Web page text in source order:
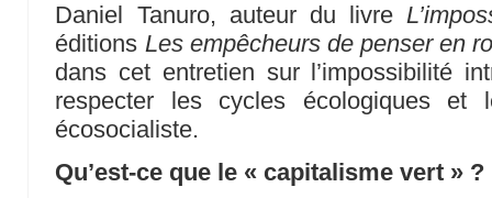
Daniel Tanuro, auteur du livre
éditions Les empêcheurs de penser en
dans cet entretien sur l’impossibilité
respecter les cycles écologiques et
écosocialiste.
Qu’est-ce que le « capitalisme vert » ?